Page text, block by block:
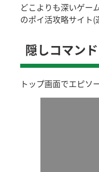
どこよりも深いゲー
のポイ活攻略サイト
隠しコマン
トップ画面でエピソ